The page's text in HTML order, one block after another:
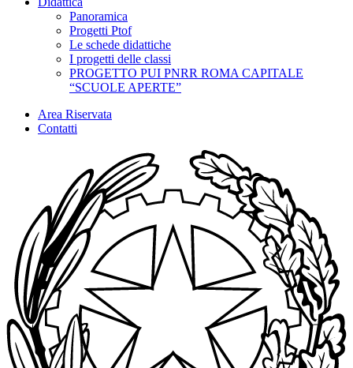
Panoramica
Progetti Ptof
Le schede didattiche
I progetti delle classi
PROGETTO PUI PNRR ROMA CAPITALE
“SCUOLE APERTE”
Area Riservata
Contatti